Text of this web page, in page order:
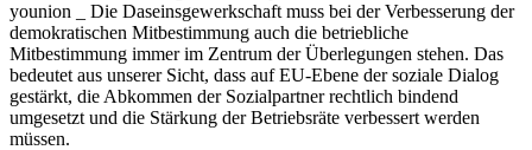
younion _ Die Daseinsgewerkschaft muss bei der Verbesserung der
demokratischen Mitbestimmung auch die betriebliche
Mitbestimmung immer im Zentrum der Überlegungen stehen. Das
bedeutet aus unserer Sicht, dass auf EU-Ebene der soziale Dialog
gestärkt, die Abkommen der Sozialpartner rechtlich bindend
umgesetzt und die Stärkung der Betriebsräte verbessert werden
müssen.